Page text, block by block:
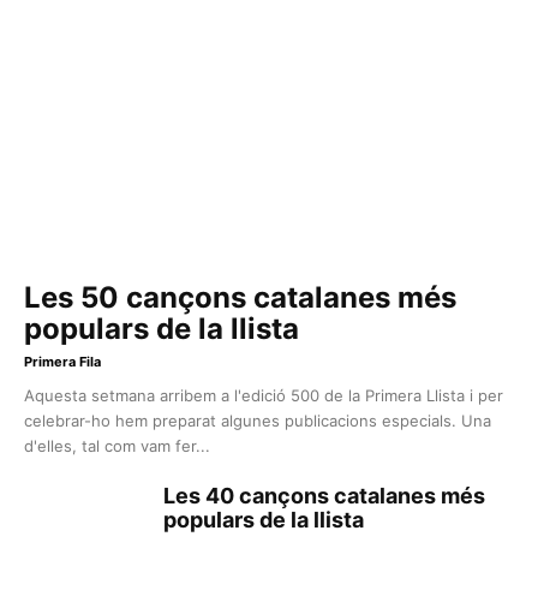
Les 50 cançons catalanes més
populars de la llista
Primera Fila
Aquesta setmana arribem a l'edició 500 de la Primera Llista i per
celebrar-ho hem preparat algunes publicacions especials. Una
d'elles, tal com vam fer...
Les 40 cançons catalanes més
populars de la llista